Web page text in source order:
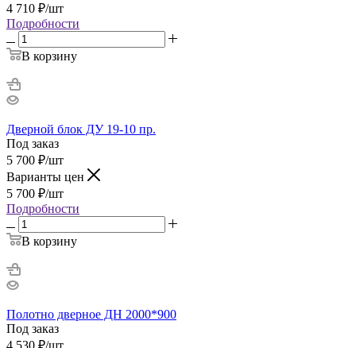
4 710 ₽/шт
Подробности
В корзину
Дверной блок ДУ 19-10 пр.
Под заказ
5 700 ₽/шт
Варианты цен
5 700 ₽/шт
Подробности
В корзину
Полотно дверное ДН 2000*900
Под заказ
4 530 ₽/шт